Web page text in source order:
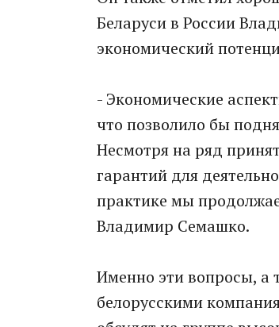
Беларуси в России
экономический
- Экономические
что позволило бы
Несмотря на ряд
гарантий для
практике мы
Владимир Семашко.
Именно эти вопросы, а
белорусскими